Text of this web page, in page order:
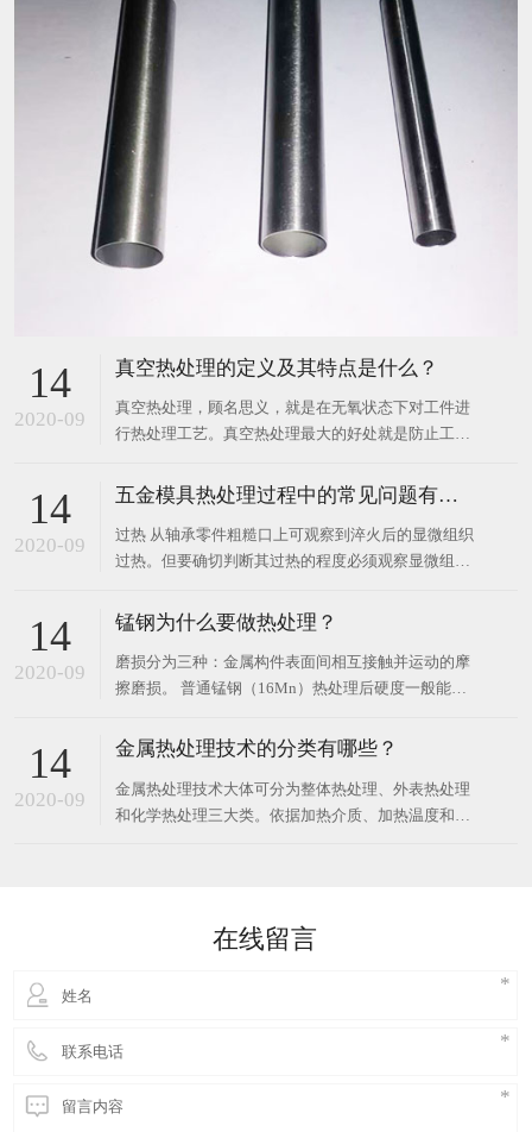
14
2020-09
真空热处理的定义及其特点是什么？
真空热处理，顾名思义，就是在无氧状态下对工件进
行热处理工艺。真空热处理最大的好处就是防止工件
理从诞生到目前，受到了快速发展。接踵泛起了气
起了真空渗碳，渗氮、渗硼以及连续真空热处理等技
术。真空热处理
14
2020-09
五金模具热处理过程中的常见问题有哪些？
过热 从轴承零件粗糙口上可观察到淬火后的显微组织
过热。但要确切判断其过热的程度必须观察显微组
则为淬火过热组织。形成原因可能是淬火加热温度过
原始组织带状碳化物严重，在两带之间的低碳区形成
局部马氏体
14
2020-09
锰钢为什么要做热处理？
磨损分为三种：金属构件表面间相互接触并运动的摩
擦磨损。 普通锰钢（16Mn）热处理后硬度一般能达
非金属物料打击金属表面的磨料磨损和流动气体或液
为主、变形，主要用于需要承受冲击，材料本身和工
况条件
14
2020-09
金属热处理技术的分类有哪些？
金属热处理技术大体可分为整体热处理、外表热处理
和化学热处理三大类。依据加热介质、加热温度和冷
杂乱，因而钢铁热处理
在线留言